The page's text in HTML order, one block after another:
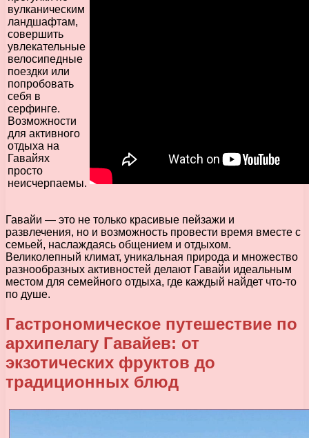
вулканическим
ландшафтам,
совершить
увлекательные
велосипедные
поездки или
попробовать
себя в
серфинге.
Возможности
для активного
отдыха на
Гавайях
просто
неисчерпаемы.
Гавайи — это не только красивые пейзажи и
развлечения, но и возможность провести время вместе с
семьей, наслаждаясь общением и отдыхом.
Великолепный климат, уникальная природа и множество
разнообразных активностей делают Гавайи идеальным
местом для семейного отдыха, где каждый найдет что-то
по душе.
Гастрономическое путешествие по
архипелагу Гавайев: от
экзотических фруктов до
традиционных блюд